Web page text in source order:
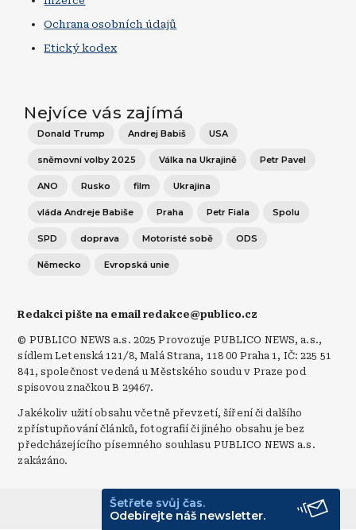
Ochrana osobních údajů
Etický kodex
Nejvíce vás zajímá
Donald Trump Andrej Babiš USA
sněmovní volby 2025 Válka na Ukrajině Petr Pavel
ANO Rusko film Ukrajina
vláda Andreje Babiše Praha Petr Fiala Spolu
SPD doprava Motoristé sobě ODS
Německo Evropská unie
Redakci pište na email redakce@publico.cz
© PUBLICO NEWS a.s. 2025 Provozuje PUBLICO NEWS, a.s.,
sídlem Letenská 121/8, Malá Strana, 118 00 Praha 1, IČ: 225 51
841, společnost vedená u Městského soudu v Praze pod
spisovou značkou B 29467.
Jakékoliv užití obsahu včetně převzetí, šíření či dalšího
zpřístupňování článků, fotografií či jiného obsahu je bez
předcházejícího písemného souhlasu PUBLICO NEWS a.s.
zakázáno.
Šetřete svůj čas.
Odebírejte náš newsletter.
© Publico 2026